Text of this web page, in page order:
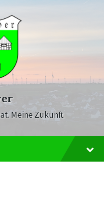
Meine Zukunft.